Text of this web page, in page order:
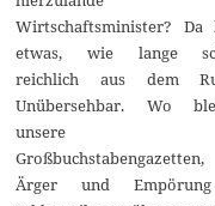
Wirtschaftsminister? Da
etwas, wie lange
reichlich aus dem
Unübersehbar. Wo
unsere
Ärger und